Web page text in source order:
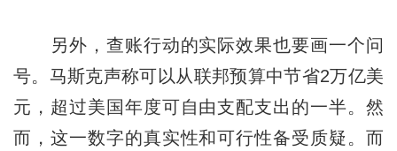
另外，查账行动的实际效果也要画一个问
号。马斯克声称可以从联邦预算中节省2万亿美
元，超过美国年度可自由支配支出的一半。然
而，这一数字的真实性和可行性备受质疑。而